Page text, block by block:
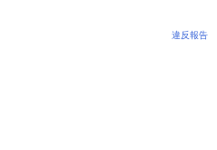
違反報告